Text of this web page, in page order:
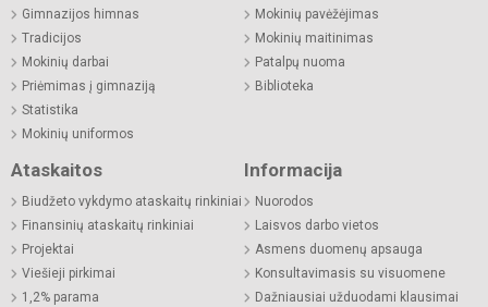
Gimnazijos himnas
Tradicijos
Mokinių darbai
Priėmimas į gimnaziją
Statistika
Mokinių uniformos
Mokinių pavėžėjimas
Mokinių maitinimas
Patalpų nuoma
Biblioteka
Ataskaitos
Biudžeto vykdymo ataskaitų rinkiniai
Finansinių ataskaitų rinkiniai
Projektai
Viešieji pirkimai
1,2% parama
Informacija
Nuorodos
Laisvos darbo vietos
Asmens duomenų apsauga
Konsultavimasis su visuomene
Dažniausiai užduodami klausimai